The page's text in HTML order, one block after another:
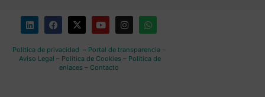
Política de privacidad – Portal de transparencia–
Aviso Legal – Política de Cookies – Política de
enlaces – Contacto